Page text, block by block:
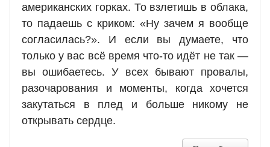
американских горках. То взлетишь в облака,
то падаешь с криком: «Ну зачем я вообще
согласилась?». И если вы думаете, что
только у вас всё время что-то идёт не так —
вы ошибаетесь. У всех бывают провалы,
разочарования и моменты, когда хочется
закутаться в плед и больше никому не
открывать сердце.